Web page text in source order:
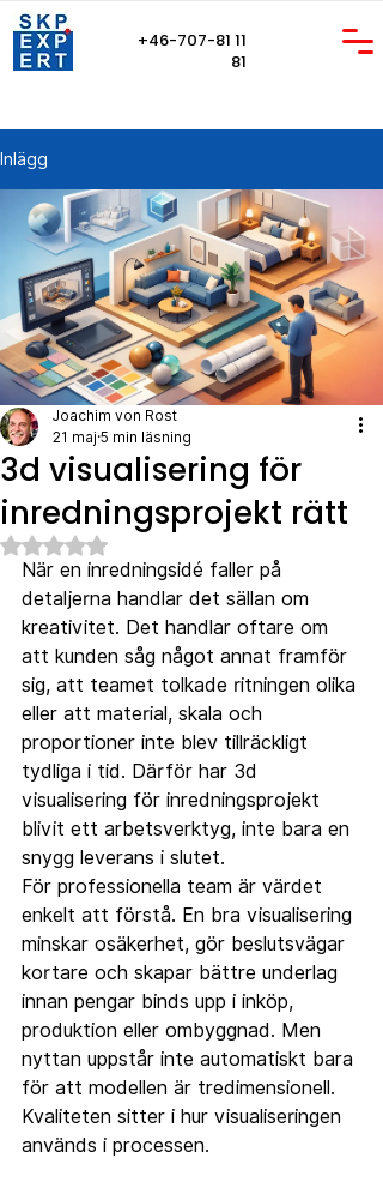
+46-707-81 11
81
Inlägg
3d visualisering för
inredningsprojekt rätt
Joachim von Rost
21 maj 5 min läsning
Betygsatt till NaN av 5 stjärnor.
När en inredningsidé faller på
detaljerna handlar det sällan om
kreativitet. Det handlar oftare om
att kunden såg något annat framför
sig, att teamet tolkade ritningen olika
eller att material, skala och
proportioner inte blev tillräckligt
tydliga i tid. Därför har 3d
visualisering för inredningsprojekt
blivit ett arbetsverktyg, inte bara en
snygg leverans i slutet.
För professionella team är värdet
enkelt att förstå. En bra visualisering
minskar osäkerhet, gör beslutsvägar
kortare och skapar bättre underlag
innan pengar binds upp i inköp,
produktion eller ombyggnad. Men
nyttan uppstår inte automatiskt bara
för att modellen är tredimensionell.
Kvaliteten sitter i hur visualiseringen
används i processen.